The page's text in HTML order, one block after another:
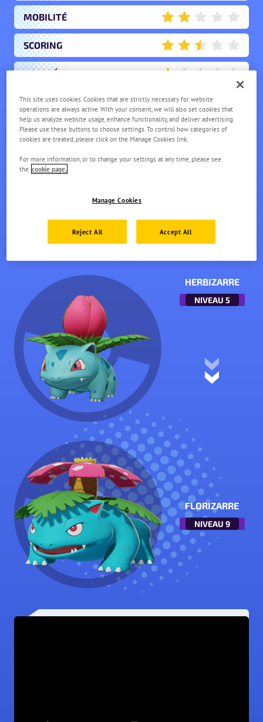
MOBILITÉ
2
SCORING
2.5
UTILITÉ
BULBIZARRE
NIVEAU1
HERBIZARRE
NIVEAU 5
FLORIZARRE
NIVEAU 9
This site uses cookies. Cookies that are strictly necessary for website
operations are always active. With your consent, we will also set cookies that
help us analyze website usage, enhance functionality, and deliver advertising.
Please use these buttons to choose settings. To control how categories of
cookies are treated, please click on the Manage Cookies link.
For more information, or to change your settings at any time, please see
the cookie page.
Manage Cookies
Reject All Accept All